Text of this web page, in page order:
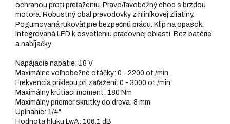
ochranou proti preťaženiu. Pravo/ľavobežný chod s brzdou
motora. Robustný obal prevodovky z hliníkovej zliatiny.
Pogumovaná rukoväť pre bezpečnú prácu. Klip na opasok.
Integrovaná LED k osvetleniu pracovnej oblasti. Bez batérie
a nabíjačky.
Napájacie napätie: 18 V
Maximálne voľnobežné otáčky: 0 - 2200 ot./min.
Frekvencia príklepu pri zaťažení: 0 - 3000 ot./min.
Maximálny krútiaci moment: 180 Nm
Maximálny priemer skrutky do dreva: 8 mm
Upínanie: 1/4"
Hodnota hluku LwA: 106,1 dB